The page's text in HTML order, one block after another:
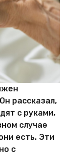
рассказал,
с руками,
случае
есть. Эти
с